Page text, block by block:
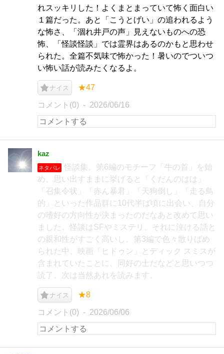
れスッキリした！よくまとまっていて怖く面白い
１篇だった。あと「こうとげい」の追われるよう
な怖さ、「涸れ井戸の声」見えないものへの恐
怖、「怪談怪談」では霊界はあるのかもと思わせ
られた。全篇不気味で怖かった！暑いのでついつ
い怖い話が読みたくなるよ。
ナイス ★47
コメント(0) 2026/06/16
kaz
ネタバレ
怪談集。第6編のモチーフ「牛の首」を始
め、思い出すままに挙げると「くだんのはは」
「召集令状」「赤ん暴君」「天狗倒し」「走る鳥
的」といった作品群に10代半ば頃に出会い、自分
の嗜好の方向性が決まったのだなあと改めて思い
ました。怪談はSFやミステリ、それに泣ける話と
の親和性がすごく高いし。第3編で色々散りばめ
られた中、映画「ヒドゥン」とディック スミスが
含まれていたことに、同好の士だなどと思いつつ
読了。次は当然あれを読みます。
ナイス ★8
コメント(0) 2026/06/06